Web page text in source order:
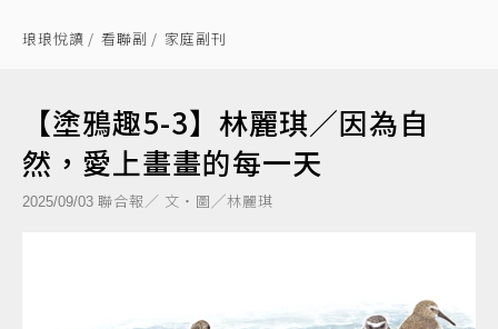
琅琅悅讀 看聯副 家庭副刊
【塗鴉趣5-3】林麗琪／因為自
然，愛上畫畫的每一天
2025/09/03 聯合報／ 文‧圖╱林麗琪